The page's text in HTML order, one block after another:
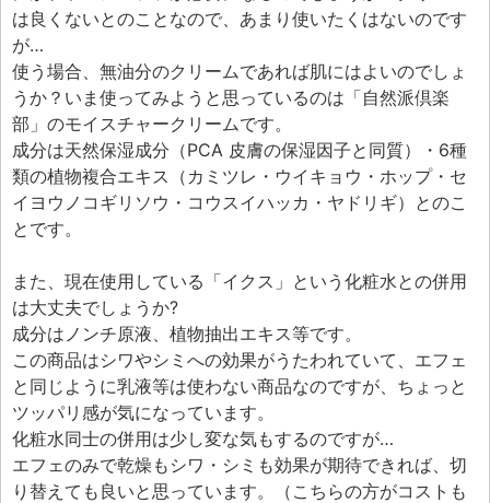
は良くないとのことなので、あまり使いたくはないのです
が…
使う場合、無油分のクリームであれば肌にはよいのでしょ
うか？いま使ってみようと思っているのは「自然派倶楽
部」のモイスチャークリームです。
成分は天然保湿成分（PCA 皮膚の保湿因子と同質）・6種
類の植物複合エキス（カミツレ・ウイキョウ・ホップ・セ
イヨウノコギリソウ・コウスイハッカ・ヤドリギ）とのこ
とです。
また、現在使用している「イクス」という化粧水との併用
は大丈夫でしょうか?
成分はノンチ原液、植物抽出エキス等です。
この商品はシワやシミへの効果がうたわれていて、エフェ
と同じように乳液等は使わない商品なのですが、ちょっと
ツッパリ感が気になっています。
化粧水同士の併用は少し変な気もするのですが…
エフェのみで乾燥もシワ・シミも効果が期待できれば、切
り替えても良いと思っています。（こちらの方がコストも